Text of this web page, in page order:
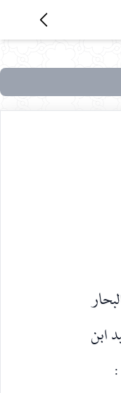
: ص ٦٠ ، وكذلك البحار
للسيد ابن
: